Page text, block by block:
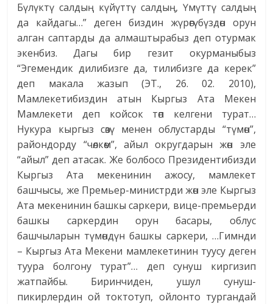
Бүлүктү салдың күйүттү салдың, Үмүттү салдың
да кайдагы…” деген биздин жүрөгүбүздөн орун
алган саптарды да алмаштырабыз деп отурмак
экенбиз. Дагы бир гезит окурманыбыз
“Эгемендик дилибизге да, тилибизге да керек”
деп макала жазып (ЭТ., 26. 02. 2010),
Мамлекетибиздин атын Кыргыз Ата Мекен
Мамлекети деп койсок төп келгени турат…
Нукура кыргыз сөзү менен облустарды “түмөн”,
райондорду “чөлкөм”, айыл округдарын жөн эле
“айыл” деп атасак. Же болбосо Президентибизди
Кыргыз Ата мекенинин ажосу, мамлекет
башчысы, же Премьер-министрди жөн эле Кыргыз
Ата мекенинин башкы саркери, вице-премьерди
башкы саркердин орун басары, облус
башчыларын түмөндүн башкы саркери, …Гимнди
– Кыргыз Ата Мекени мамлекетинин туусу деген
туура болгону турат”… деп сунуш киргизип
жатпайбы. Биринчиден, ушул сунуш-
пикирлердин ой токтотуп, ойлонто тургандай